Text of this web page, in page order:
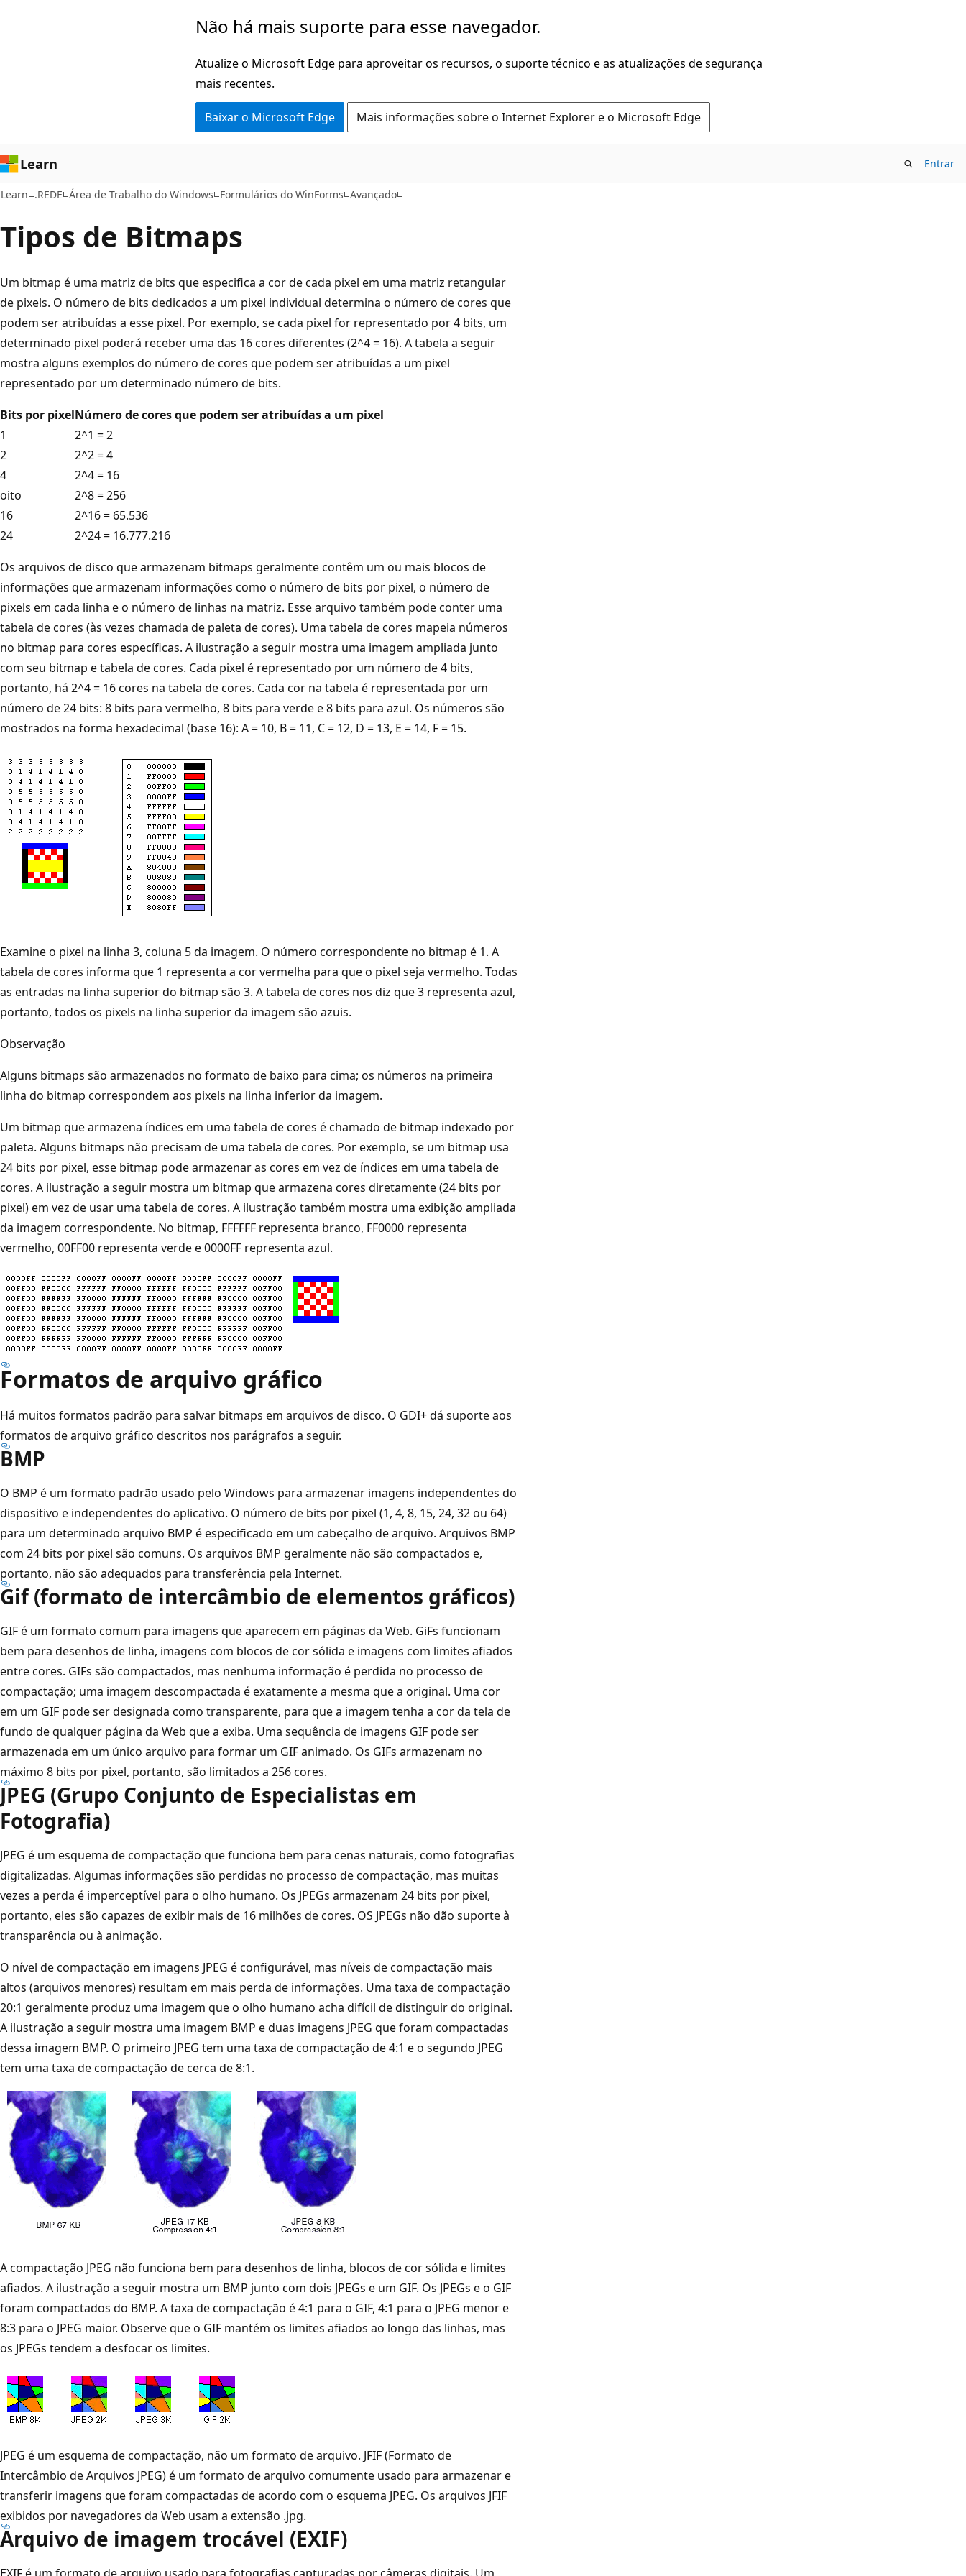
Não há mais suporte para esse navegador.
Atualize o Microsoft Edge para aproveitar os recursos, o suporte técnico e as atualizações de segurança
mais recentes.
Baixar o Microsoft Edge Mais informações sobre o Internet Explorer e o Microsoft Edge
Learn Entrar
Learn .REDE Área de Trabalho do Windows Formulários do WinForms Avançado
Tipos de Bitmaps
Um bitmap é uma matriz de bits que especifica a cor de cada pixel em uma matriz retangular
de pixels. O número de bits dedicados a um pixel individual determina o número de cores que
podem ser atribuídas a esse pixel. Por exemplo, se cada pixel for representado por 4 bits, um
determinado pixel poderá receber uma das 16 cores diferentes (2^4 = 16). A tabela a seguir
mostra alguns exemplos do número de cores que podem ser atribuídas a um pixel
representado por um determinado número de bits.
Bits por pixelNúmero de cores que podem ser atribuídas a um pixel
1
2^1 = 2
2
2^2 = 4
4
2^4 = 16
oito
2^8 = 256
16
2^16 = 65.536
24
2^24 = 16.777.216
Os arquivos de disco que armazenam bitmaps geralmente contêm um ou mais blocos de
informações que armazenam informações como o número de bits por pixel, o número de
pixels em cada linha e o número de linhas na matriz. Esse arquivo também pode conter uma
tabela de cores (às vezes chamada de paleta de cores). Uma tabela de cores mapeia números
no bitmap para cores específicas. A ilustração a seguir mostra uma imagem ampliada junto
com seu bitmap e tabela de cores. Cada pixel é representado por um número de 4 bits,
portanto, há 2^4 = 16 cores na tabela de cores. Cada cor na tabela é representada por um
número de 24 bits: 8 bits para vermelho, 8 bits para verde e 8 bits para azul. Os números são
mostrados na forma hexadecimal (base 16): A = 10, B = 11, C = 12, D = 13, E = 14, F = 15.
Examine o pixel na linha 3, coluna 5 da imagem. O número correspondente no bitmap é 1. A
tabela de cores informa que 1 representa a cor vermelha para que o pixel seja vermelho. Todas
as entradas na linha superior do bitmap são 3. A tabela de cores nos diz que 3 representa azul,
portanto, todos os pixels na linha superior da imagem são azuis.
Observação
Alguns bitmaps são armazenados no formato de baixo para cima; os números na primeira
linha do bitmap correspondem aos pixels na linha inferior da imagem.
Um bitmap que armazena índices em uma tabela de cores é chamado de bitmap indexado por
paleta. Alguns bitmaps não precisam de uma tabela de cores. Por exemplo, se um bitmap usa
24 bits por pixel, esse bitmap pode armazenar as cores em vez de índices em uma tabela de
cores. A ilustração a seguir mostra um bitmap que armazena cores diretamente (24 bits por
pixel) em vez de usar uma tabela de cores. A ilustração também mostra uma exibição ampliada
da imagem correspondente. No bitmap, FFFFFF representa branco, FF0000 representa
vermelho, 00FF00 representa verde e 0000FF representa azul.
Formatos de arquivo gráfico
Há muitos formatos padrão para salvar bitmaps em arquivos de disco. O GDI+ dá suporte aos
formatos de arquivo gráfico descritos nos parágrafos a seguir.
BMP
O BMP é um formato padrão usado pelo Windows para armazenar imagens independentes do
dispositivo e independentes do aplicativo. O número de bits por pixel (1, 4, 8, 15, 24, 32 ou 64)
para um determinado arquivo BMP é especificado em um cabeçalho de arquivo. Arquivos BMP
com 24 bits por pixel são comuns. Os arquivos BMP geralmente não são compactados e,
portanto, não são adequados para transferência pela Internet.
Gif (formato de intercâmbio de elementos gráficos)
GIF é um formato comum para imagens que aparecem em páginas da Web. GiFs funcionam
bem para desenhos de linha, imagens com blocos de cor sólida e imagens com limites afiados
entre cores. GIFs são compactados, mas nenhuma informação é perdida no processo de
compactação; uma imagem descompactada é exatamente a mesma que a original. Uma cor
em um GIF pode ser designada como transparente, para que a imagem tenha a cor da tela de
fundo de qualquer página da Web que a exiba. Uma sequência de imagens GIF pode ser
armazenada em um único arquivo para formar um GIF animado. Os GIFs armazenam no
máximo 8 bits por pixel, portanto, são limitados a 256 cores.
JPEG (Grupo Conjunto de Especialistas em
Fotografia)
JPEG é um esquema de compactação que funciona bem para cenas naturais, como fotografias
digitalizadas. Algumas informações são perdidas no processo de compactação, mas muitas
vezes a perda é imperceptível para o olho humano. Os JPEGs armazenam 24 bits por pixel,
portanto, eles são capazes de exibir mais de 16 milhões de cores. OS JPEGs não dão suporte à
transparência ou à animação.
O nível de compactação em imagens JPEG é configurável, mas níveis de compactação mais
altos (arquivos menores) resultam em mais perda de informações. Uma taxa de compactação
20:1 geralmente produz uma imagem que o olho humano acha difícil de distinguir do original.
A ilustração a seguir mostra uma imagem BMP e duas imagens JPEG que foram compactadas
dessa imagem BMP. O primeiro JPEG tem uma taxa de compactação de 4:1 e o segundo JPEG
tem uma taxa de compactação de cerca de 8:1.
A compactação JPEG não funciona bem para desenhos de linha, blocos de cor sólida e limites
afiados. A ilustração a seguir mostra um BMP junto com dois JPEGs e um GIF. Os JPEGs e o GIF
foram compactados do BMP. A taxa de compactação é 4:1 para o GIF, 4:1 para o JPEG menor e
8:3 para o JPEG maior. Observe que o GIF mantém os limites afiados ao longo das linhas, mas
os JPEGs tendem a desfocar os limites.
JPEG é um esquema de compactação, não um formato de arquivo. JFIF (Formato de
Intercâmbio de Arquivos JPEG) é um formato de arquivo comumente usado para armazenar e
transferir imagens que foram compactadas de acordo com o esquema JPEG. Os arquivos JFIF
exibidos por navegadores da Web usam a extensão .jpg.
Arquivo de imagem trocável (EXIF)
EXIF é um formato de arquivo usado para fotografias capturadas por câmeras digitais. Um